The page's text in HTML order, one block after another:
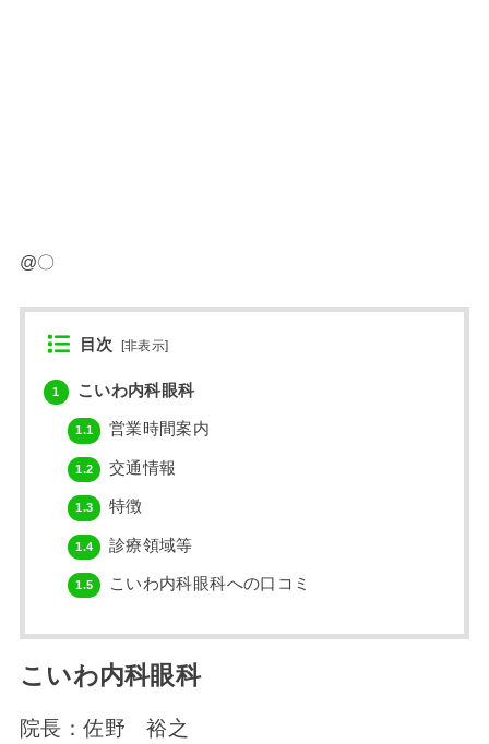
@〇
目次 [非表示]
1 こいわ内科眼科
1.1 営業時間案内
1.2 交通情報
1.3 特徴
1.4 診療領域等
1.5 こいわ内科眼科への口コミ
こいわ内科眼科
院長：佐野 裕之